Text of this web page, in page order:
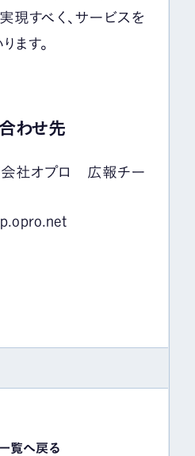
現すべく、サービスを
ます。
わせ先
社オプロ 広報チー
覧へ戻る